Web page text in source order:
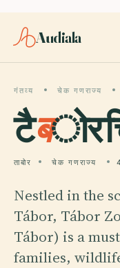
Audiala
गंतव्य चेक गणराज्य
टैबोर
ताबोर चेक गणराज्य
Nestled in the
Tábor, Tábor
Tábor) is a
families,